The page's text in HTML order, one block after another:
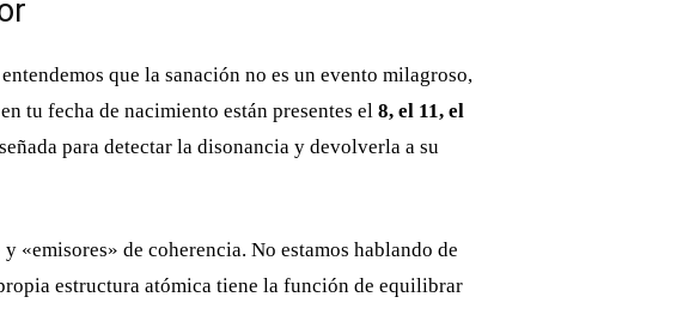
que la sanación no es un evento milagroso,
tu fecha de nacimiento están presentes el 8, el 11, el
para detectar la disonancia y devolverla a su
«emisores» de coherencia. No estamos hablando de
estructura atómica tiene la función de equilibrar